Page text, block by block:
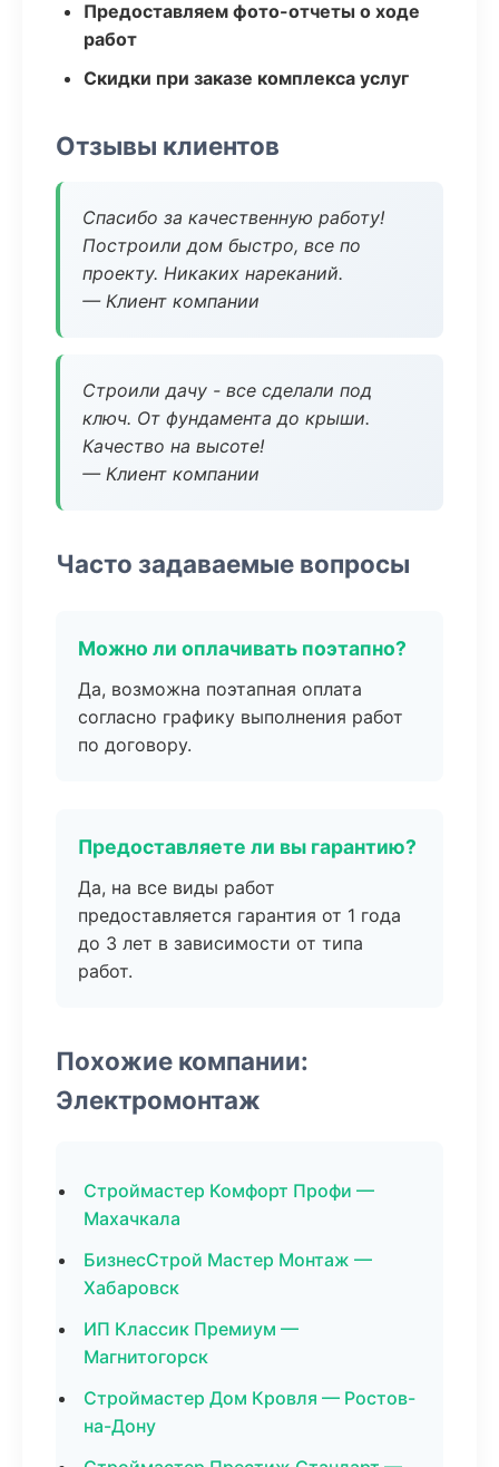
Предоставляем фото-отчеты о ходе
работ
Скидки при заказе комплекса услуг
Отзывы клиентов
Спасибо за качественную работу!
Построили дом быстро, все по
проекту. Никаких нареканий.
— Клиент компании
Строили дачу - все сделали под
ключ. От фундамента до крыши.
Качество на высоте!
— Клиент компании
Часто задаваемые вопросы
Можно ли оплачивать поэтапно?
Да, возможна поэтапная оплата
согласно графику выполнения работ
по договору.
Предоставляете ли вы гарантию?
Да, на все виды работ
предоставляется гарантия от 1 года
до 3 лет в зависимости от типа
работ.
Похожие компании:
Электромонтаж
Строймастер Комфорт Профи —
Махачкала
БизнесСтрой Мастер Монтаж —
Хабаровск
ИП Классик Премиум —
Магнитогорск
Строймастер Дом Кровля — Ростов-
на-Дону